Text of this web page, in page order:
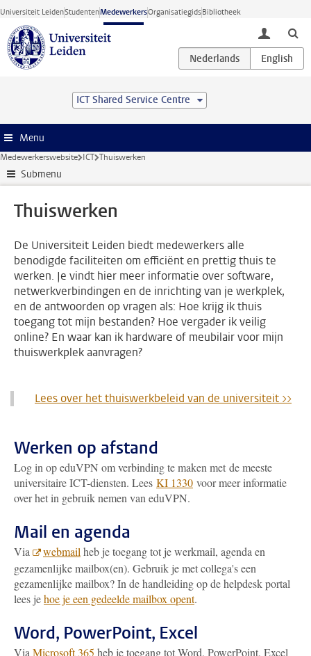
Ga direct naar de inhoud
Universiteit LeidenStudentenMedewerkersOrganisatiegidsBibliotheek
toggle
ICT Shared Service Centre
Menu
Medewerkerswebsite ICT Thuiswerken
Submenu
Thuiswerken
De Universiteit Leiden biedt medewerkers alle
benodigde faciliteiten om efficiënt en prettig thuis te
werken. Je vindt hier meer informatie over software,
netwerkverbindingen en de inrichting van je werkplek,
en de antwoorden op vragen als: Hoe krijg ik thuis
toegang tot mijn bestanden? Hoe vergader ik veilig
online? En waar kan ik hardware of meubilair voor mijn
thuiswerkplek aanvragen?
Lees over het thuiswerkbeleid van de universiteit >>
Werken op afstand
Log in op eduVPN omverbinding te maken met de meeste
universitaire ICT-diensten. Lees KI 1330 voor meer informatie
over het in gebruik nemen van eduVPN.
Mail en agenda
Via webmail heb je toegang tot je werkmail, agenda en
gezamenlijke mailbox(en). Gebruik je met collega's een
gezamenlijke mailbox? In de handleiding op de helpdesk portal
lees jehoe je een gedeelde mailbox opent.
Word, PowerPoint, Excel
Via Microsoft 365 heb je toegang tot Word, PowerPoint, Excel